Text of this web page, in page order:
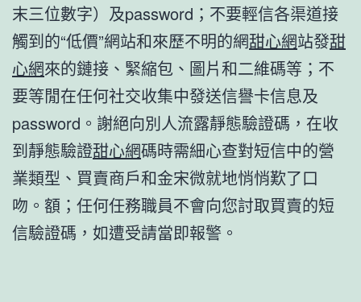
末三位數字）及password；不要輕信各渠道接
觸到的“低價”網站和來歷不明的網甜心網站發甜
心網來的鏈接、緊縮包、圖片和二維碼等；不
要等閒在任何社交收集中發送信譽卡信息及
password。謝絕向別人流露靜態驗證碼，在收
到靜態驗證甜心網碼時需細心查對短信中的營
業類型、買賣商戶和金宋微就地悄悄歎了口
吻。額；任何任務職員不會向您討取買賣的短
信驗證碼，如遭受請當即報警。